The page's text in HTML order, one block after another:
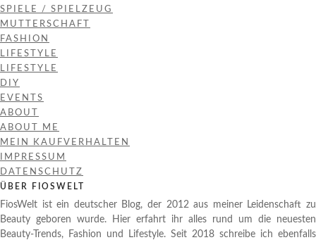
SPIELE / SPIELZEUG
MUTTERSCHAFT
FASHION
LIFESTYLE
LIFESTYLE
DIY
EVENTS
ABOUT
ABOUT ME
MEIN KAUFVERHALTEN
IMPRESSUM
DATENSCHUTZ
ÜBER FIOSWELT
FiosWelt ist ein deutscher Blog, der 2012 aus meiner Leidenschaft zu
Beauty geboren wurde. Hier erfahrt ihr alles rund um die neuesten
Beauty-Trends, Fashion und Lifestyle. Seit 2018 schreibe ich ebenfalls